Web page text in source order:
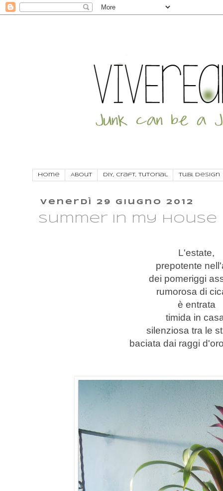
Home About DIY, craft, tutorial Tu.Bi. Design
venerdì 29 giugno 2012
Summer in my house
L'estate,
prepotente
dei pomeriggi
rumorosa di
è entrata
timida in
silenziosa tra le
baciata dai raggi